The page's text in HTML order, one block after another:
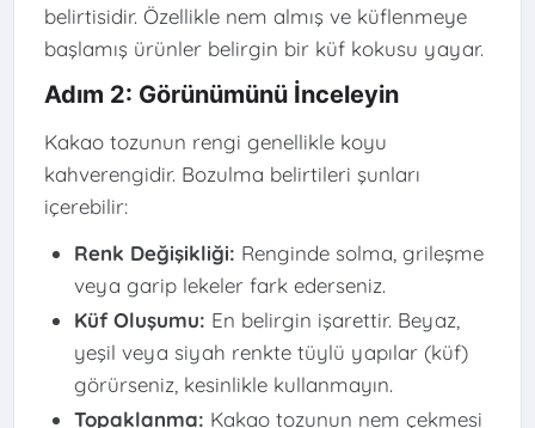
belirtisidir. Özellikle nem almış ve küflenmeye
başlamış ürünler belirgin bir küf kokusu yayar.
Adım 2: Görünümünü İnceleyin
Kakao tozunun rengi genellikle koyu
kahverengidir. Bozulma belirtileri şunları
içerebilir:
Renk Değişikliği: Renginde solma, grileşme
veya garip lekeler fark ederseniz.
Küf Oluşumu: En belirgin işarettir. Beyaz,
yeşil veya siyah renkte tüylü yapılar (küf)
görürseniz, kesinlikle kullanmayın.
Topaklanma: Kakao tozunun nem çekmesi